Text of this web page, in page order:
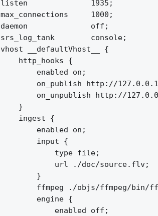
listen              1935;
max_connections     1000;
daemon              off;
srs_log_tank        console;
vhost __defaultVhost__ {
    http_hooks {
        enabled on;
on_publish http://
on_unpublish http://
    }
    ingest {
        enabled on;
        input {
            type file;
            url ./doc/source.flv;
        }
ffmpeg ./objs/ffmpeg/bin/
        engine {
            enabled off;